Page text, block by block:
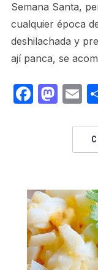
Semana Santa,
cualquier época
deshilachada y
ají panca, se